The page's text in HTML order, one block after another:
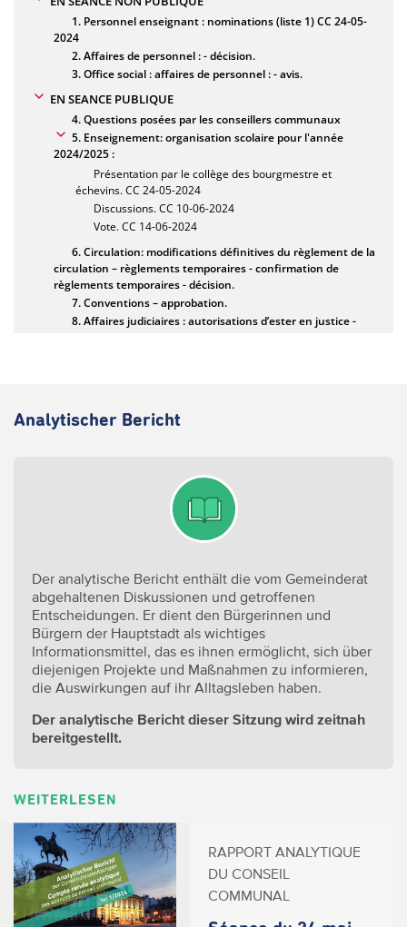
Analytischer Bericht
Der analytische Bericht enthält die vom Gemeinderat
abgehaltenen Diskussionen und getroffenen
Entscheidungen. Er dient den Bürgerinnen und
Bürgern der Hauptstadt als wichtiges
Informationsmittel, das es ihnen ermöglicht, sich über
diejenigen Projekte und Maßnahmen zu informieren,
die Auswirkungen auf ihr Alltagsleben haben.
Der analytische Bericht dieser Sitzung wird zeitnah
bereitgestellt.
WEITERLESEN
RAPPORT ANALYTIQUE
DU CONSEIL
COMMUNAL